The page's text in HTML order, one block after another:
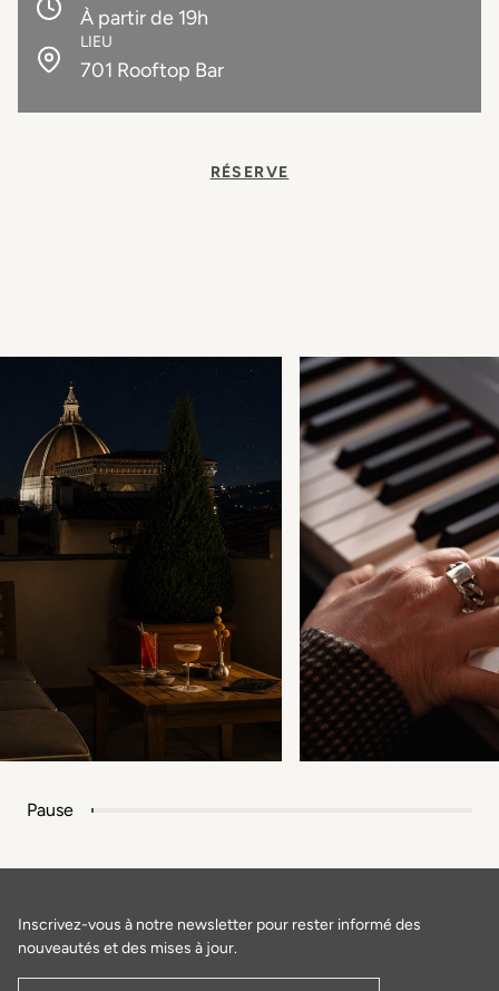
À partir de 19h
LIEU
701 Rooftop Bar
RÉSERVE
Pause
Inscrivez-vous à notre newsletter pour rester informé des
nouveautés et des mises à jour.